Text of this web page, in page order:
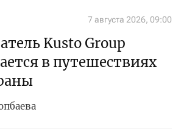
7 августа 2026, 09:00
Kusto Group
в путешествиях